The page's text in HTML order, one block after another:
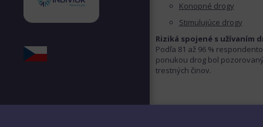
Konopné drogy
Stimulujúce drogy
Riziká spojené s užívaním
Podľa 81 až 96 %
ponukou drog bol
trestných činov.